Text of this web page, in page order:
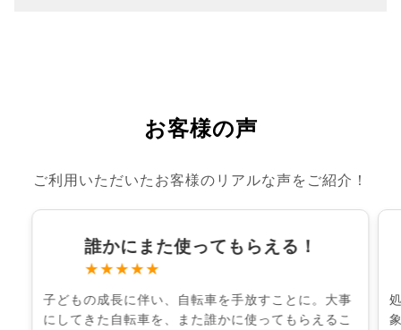
お客様の声
ご利用いただいたお客様のリアルな声をご紹介！
誰かにまた使ってもらえる！
★★★★★
子どもの成長に伴い、自転車を手放すことに。大事
にしてきた自転車を、また誰かに使ってもらえるこ